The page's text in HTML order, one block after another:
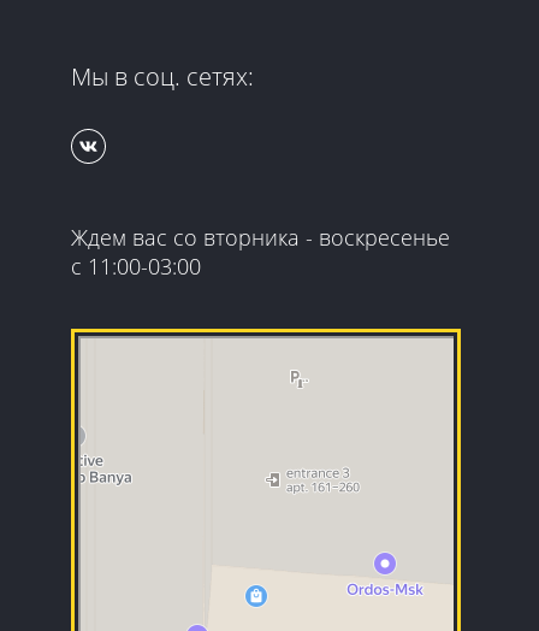
Мы в соц. сетях:
Ждем вас со вторника - воскресенье
с 11:00-03:00
Гранд Квест